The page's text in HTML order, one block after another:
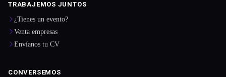
TRABAJEMOS JUNTOS
¿Tienes un evento?
Venta empresas
Envíanos tu CV
CONVERSEMOS